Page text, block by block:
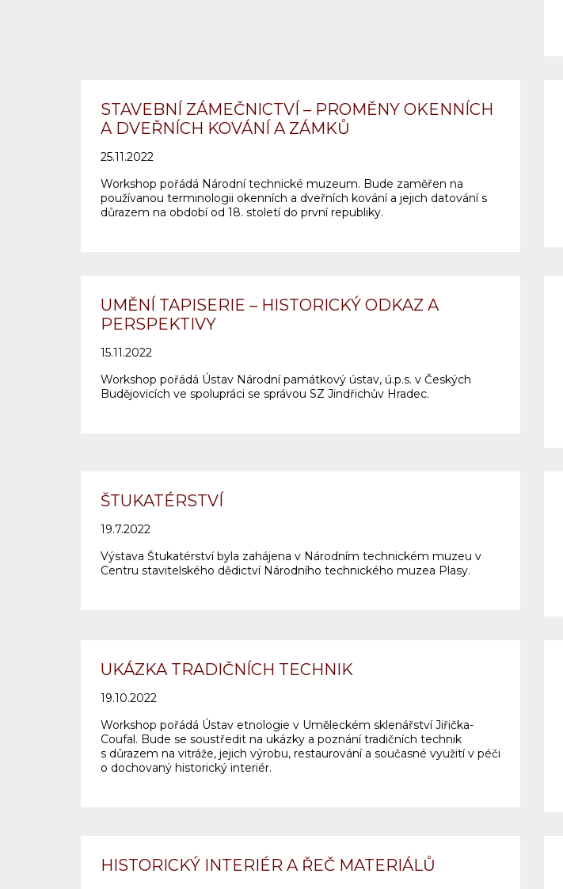
STAVEBNÍ ZÁMEČNICTVÍ – PROMĚNY OKENNÍCH
A DVEŘNÍCH KOVÁNÍ A ZÁMKŮ
25.11.2022
Workshop pořádá Národní technické muzeum. Bude zaměřen na
používanou terminologii okenních a dveřních kování a jejich datování s
důrazem na období od 18. století do první republiky.
UMĚNÍ TAPISERIE – HISTORICKÝ ODKAZ A
PERSPEKTIVY
15.11.2022
Workshop pořádá Ústav Národní památkový ústav, ú.p.s. v Českých
Budějovicích ve spolupráci se správou SZ Jindřichův Hradec.
ŠTUKATÉRSTVÍ
19.7.2022
Výstava Štukatérství byla zahájena v Národním technickém muzeu v
Centru stavitelského dědictví Národního technického muzea Plasy.
UKÁZKA TRADIČNÍCH TECHNIK
19.10.2022
Workshop pořádá Ústav etnologie v Uměleckém sklenářství Jiřička-
Coufal. Bude se soustředit na ukázky a poznání tradičních technik
s důrazem na vitráže, jejich výrobu, restaurování a současné využití v péči
o dochovaný historický interiér.
HISTORICKÝ INTERIÉR A ŘEČ MATERIÁLŮ